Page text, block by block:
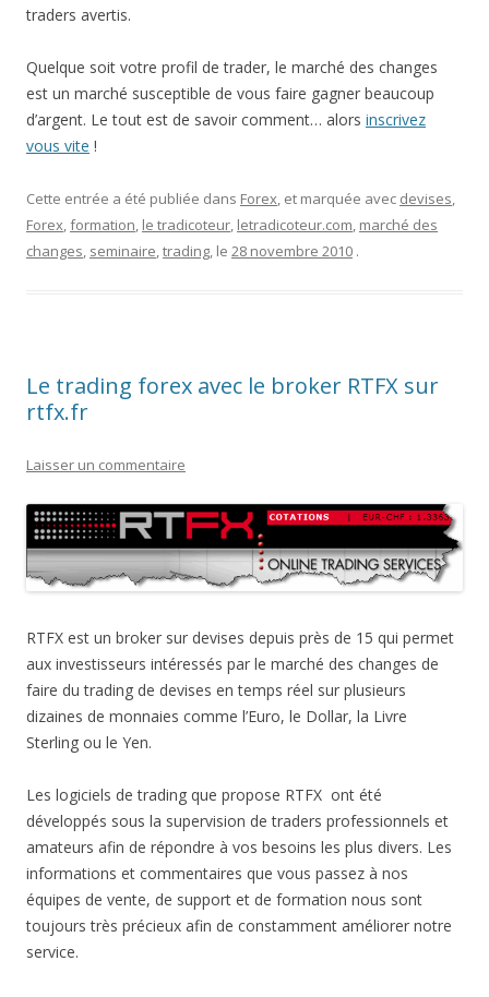
traders avertis.
Quelque soit votre profil de trader, le marché des changes
est un marché susceptible de vous faire gagner beaucoup
d’argent. Le tout est de savoir comment… alors inscrivez
vous vite !
Cette entrée a été publiée dans Forex, et marquée avec devises,
Forex,formation, le tradicoteur, letradicoteur.com, marché des
changes, seminaire,trading, le 28 novembre 2010 .
Le trading forex avec le broker RTFX sur
rtfx.fr
Laisser un commentaire
RTFX est un broker sur devises depuis près de 15 qui permet
aux investisseurs intéressés par le marché des changes de
faire du trading de devises en temps réel sur plusieurs
dizaines de monnaies comme l’Euro, le Dollar, la Livre
Sterling ou le Yen.
Les logiciels de trading que propose RTFX ont été
développés sous la supervision de traders professionnels et
amateurs afin de répondre à vos besoins les plus divers. Les
informations et commentaires que vous passez à nos
équipes de vente, de support et de formation nous sont
toujours très précieux afin de constamment améliorer notre
service.